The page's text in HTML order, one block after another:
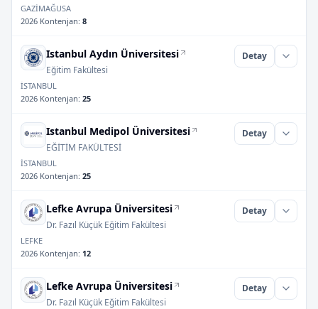
GAZİMAĞUSA
2026 Kontenjan: 8
Istanbul Aydın Üniversitesi
Eğitim Fakültesi
Detay
İSTANBUL
2026 Kontenjan: 25
Istanbul Medipol Üniversitesi
EĞİTİM FAKÜLTESİ
Detay
İSTANBUL
2026 Kontenjan: 25
Lefke Avrupa Üniversitesi
Dr. Fazıl Küçük Eğitim Fakültesi
Detay
LEFKE
2026 Kontenjan: 12
Lefke Avrupa Üniversitesi
Dr. Fazıl Küçük Eğitim Fakültesi
Detay